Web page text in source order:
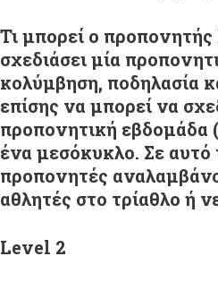
Τι μπορεί ο
σχεδιάσει μία
κολύμβηση, ποδηλασία
επίσης να μπορεί να
προπονητική εβδομάδα
ένα μεσόκυκλο. Σε αυτό
προπονητές
αθλητές στο τρίαθλο ή
Level 2